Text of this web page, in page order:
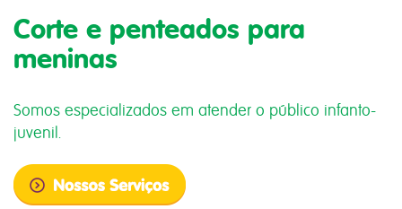
Corte e penteados para
meninas
Somos especializados em atender o público infanto-
juvenil.